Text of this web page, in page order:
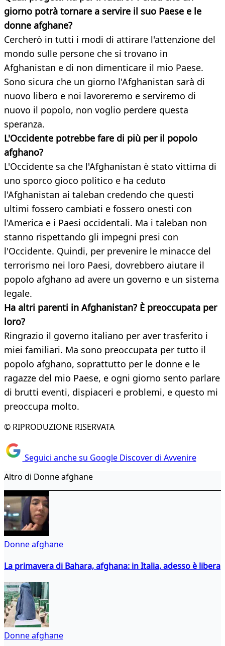
giorno potrà tornare a servire il suo Paese e le
donne afghane?
Cercherò in tutti i modi di attirare l'attenzione del
mondo sulle persone che si trovano in
Afghanistan e di non dimenticare il mio Paese.
Sono sicura che un giorno l'Afghanistan sarà di
nuovo libero e noi lavoreremo e serviremo di
nuovo il popolo, non voglio perdere questa
speranza.
L'Occidente potrebbe fare di più per il popolo
afghano?
L'Occidente sa che l'Afghanistan è stato vittima di
uno sporco gioco politico e ha ceduto
l'Afghanistan ai taleban credendo che questi
ultimi fossero cambiati e fossero onesti con
l'America e i Paesi occidentali. Ma i taleban non
stanno rispettando gli impegni presi con
l'Occidente. Quindi, per prevenire le minacce del
terrorismo nei loro Paesi, dovrebbero aiutare il
popolo afghano ad avere un governo e un sistema
legale.
Ha altri parenti in Afghanistan? È preoccupata per
loro?
Ringrazio il governo italiano per aver trasferito i
miei familiari. Ma sono preoccupata per tutto il
popolo afghano, soprattutto per le donne e le
ragazze del mio Paese, e ogni giorno sento parlare
di brutti eventi, dispiaceri e problemi, e questo mi
preoccupa molto.
© RIPRODUZIONE RISERVATA
Seguici anche su Google Discover di Avvenire
Altro di Donne afghane
Donne afghane
La primavera di Bahara, afghana: in Italia, adesso è libera
Donne afghane